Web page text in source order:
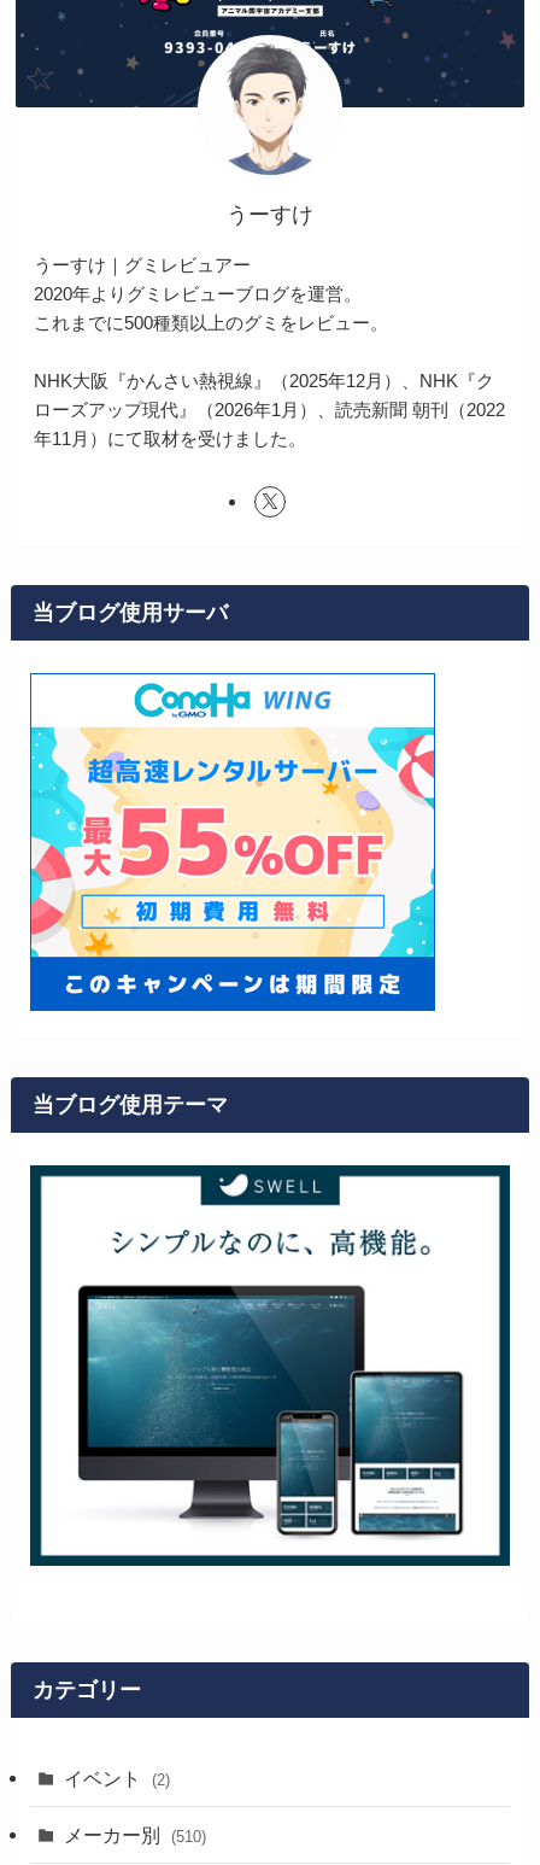
うーすけ
うーすけ｜グミレビュアー
2020年よりグミレビューブログを運営。
これまでに500種類以上のグミをレビュー。
NHK大阪『かんさい熱視線』（2025年12月）、NHK『ク
ローズアップ現代』（2026年1月）、読売新聞 朝刊（2022
年11月）にて取材を受けました。
当ブログ使用サーバ
当ブログ使用テーマ
カテゴリー
イベント (2)
メーカー別 (510)